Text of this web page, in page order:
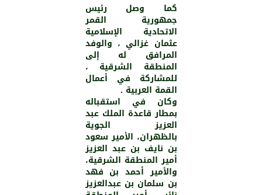
كما وصل رئيس
جمهورية القمر
الاتحادية الإسلامية
عثمان غزالي ، والوفد
المرافق له إلى
المنطقة الشرقية ،
للمشاركة في أعمال
القمة العربية .
وكان في استقباله
بمطار قاعدة الملك عبد
العزيز الجوية
بالظهران، الأمير سعود
بن نايف بن عبد العزيز
أمير المنطقة الشرقية،
والأمير أحمد بن فهد
بن سلمان بن عبدالعزيز